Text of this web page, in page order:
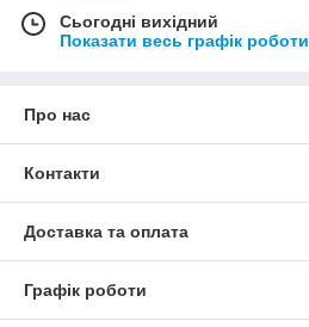
Сьогодні вихідний
Показати весь графік роботи
Про нас
Контакти
Доставка та оплата
Графік роботи